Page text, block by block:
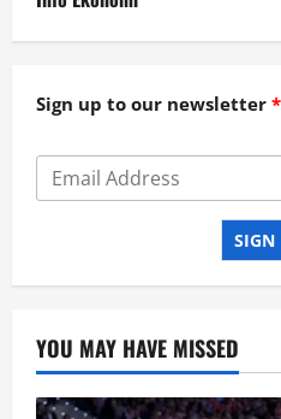
Sign up to our newsletter
SIGN
YOU MAY HAVE MISSED